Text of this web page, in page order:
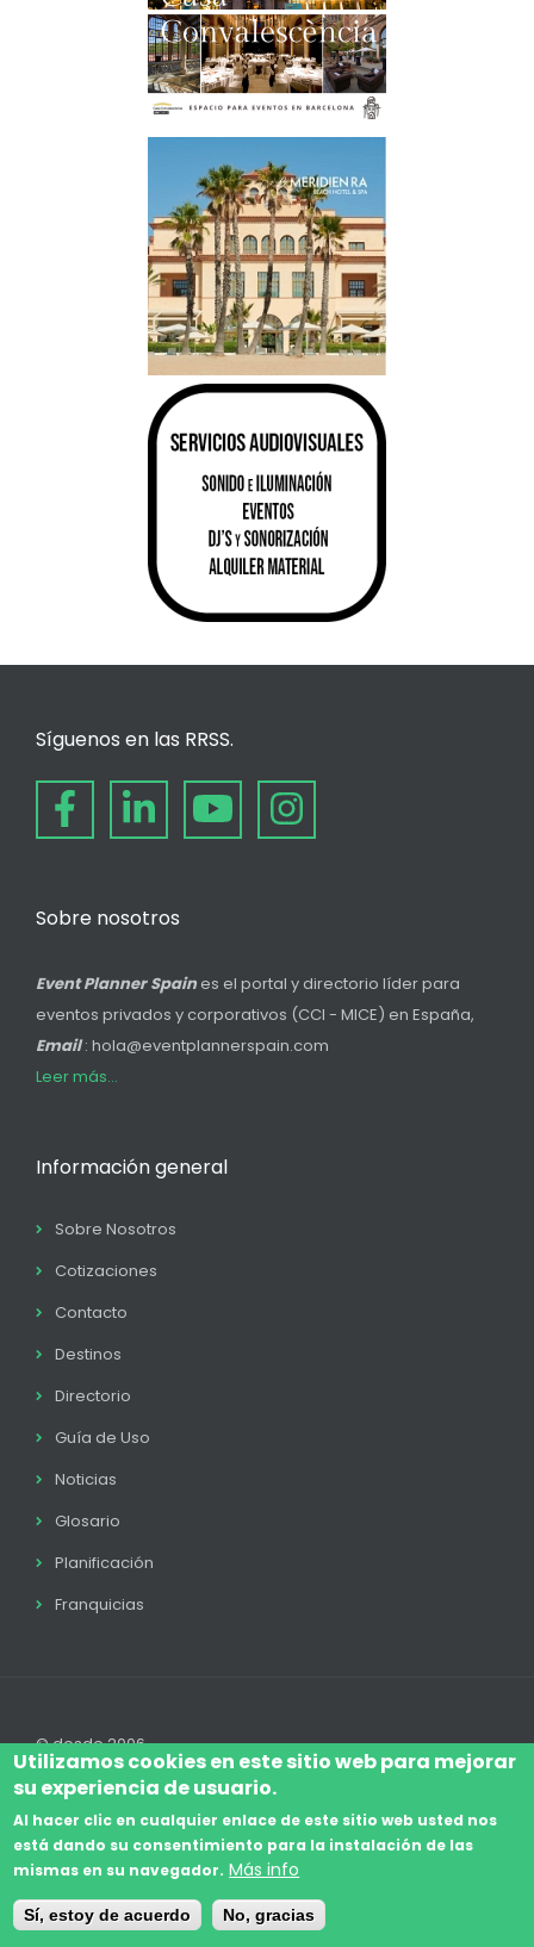
Síguenos en las RRSS.
Sobre nosotros
Event Planner Spain es el portal y directorio líder para
eventos privados y corporativos (CCI - MICE) en España,
Email: hola@eventplannerspain.com
Leer más...
Información general
Sobre Nosotros
Cotizaciones
Contacto
Destinos
Directorio
Guía de Uso
Noticias
Glosario
Planificación
Franquicias
© desde 2006
menu
Legal
Utilizamos cookies en este sitio web para mejorar
su experiencia de usuario.
Al hacer clic en cualquier enlace de este sitio web usted nos
está dando su consentimiento para la instalación de las
mismas en su navegador. Más info
Sí, estoy de acuerdo No, gracias